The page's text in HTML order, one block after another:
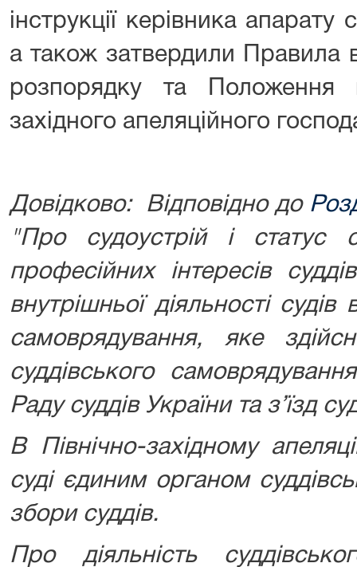
інструкції керівника апарату
а також затвердили Правила
розпорядку та Положення
західного апеляційного
Довідково: Відповідно до
"Про судоустрій і статус
професійних інтересів
внутрішньої діяльності судів
самоврядування, яке
суддівського
Раду суддів України та з’їзд
В Північно-західному
суді єдиним органом
збори суддів.
Про діяльність